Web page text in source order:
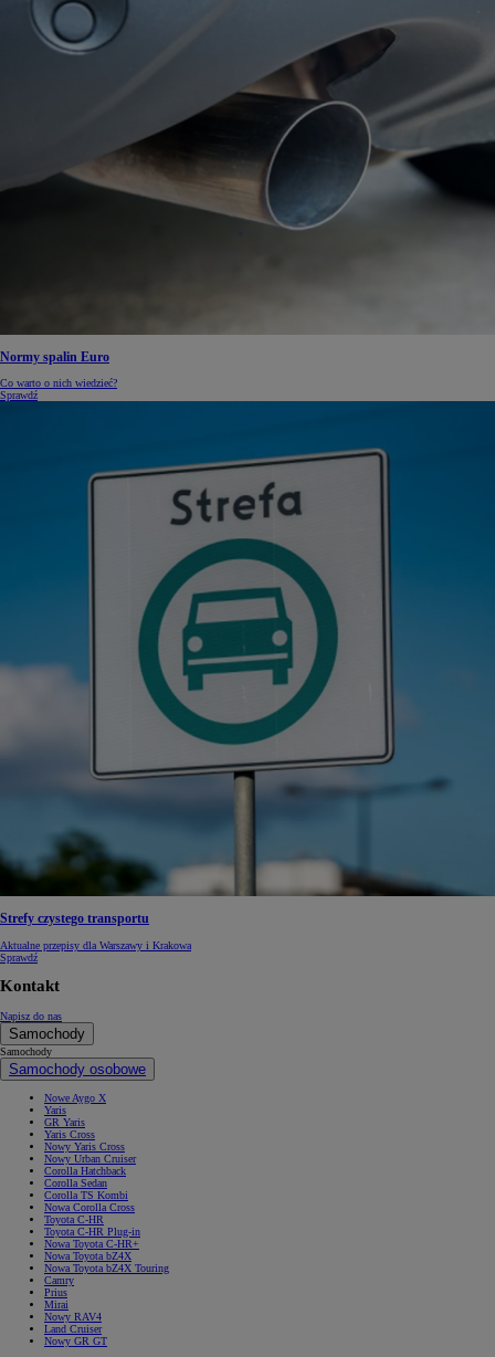
Normy spalin Euro
Co warto o nich wiedzieć?
Sprawdź
Strefy czystego transportu
Aktualne przepisy dla Warszawy i Krakowa
Sprawdź
Kontakt
Napisz do nas
Samochody
Samochody
Samochody osobowe
Nowe Aygo X
Yaris
GR Yaris
Yaris Cross
Nowy Yaris Cross
Nowy Urban Cruiser
Corolla Hatchback
Corolla Sedan
Corolla TS Kombi
Nowa Corolla Cross
Toyota C-HR
Toyota C-HR Plug-in
Nowa Toyota C-HR+
Nowa Toyota bZ4X
Nowa Toyota bZ4X Touring
Camry
Prius
Mirai
Nowy RAV4
Land Cruiser
Nowy GR GT